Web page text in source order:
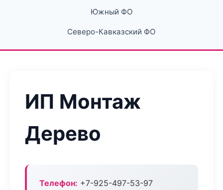
Южный ФО
Северо-Кавказский ФО
ИП Монтаж
Дерево
Телефон: +7-925-497-53-97